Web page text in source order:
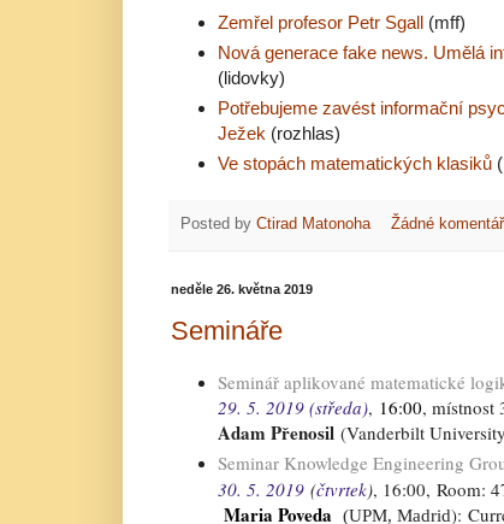
Zemřel profesor Petr Sgall(mff)
Nová generace fake news. Umělá
(lidovky)
Potřebujeme zavést informační
Ježek (rozhlas)
Ve stopách matematických klasiků
Posted by Ctirad Matonoha Žádné
neděle 26. května 2019
Semináře
Seminář aplikované matematické
29. 5. 2019 (středa), 16:00, místnost
Adam Přenosil (Vanderbilt University
Seminar Knowledge Engineering
30. 5. 2019(čtvrtek), 16:00, Room:
Maria Poveda (UPM, Madrid):